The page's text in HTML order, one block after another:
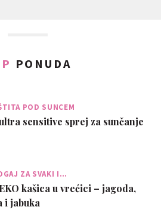
PONUDA
POD SUNCEM
sensitive sprej za sunčanje
ZA SVAKI I…
kašica u vrećici – jagoda,
i jabuka